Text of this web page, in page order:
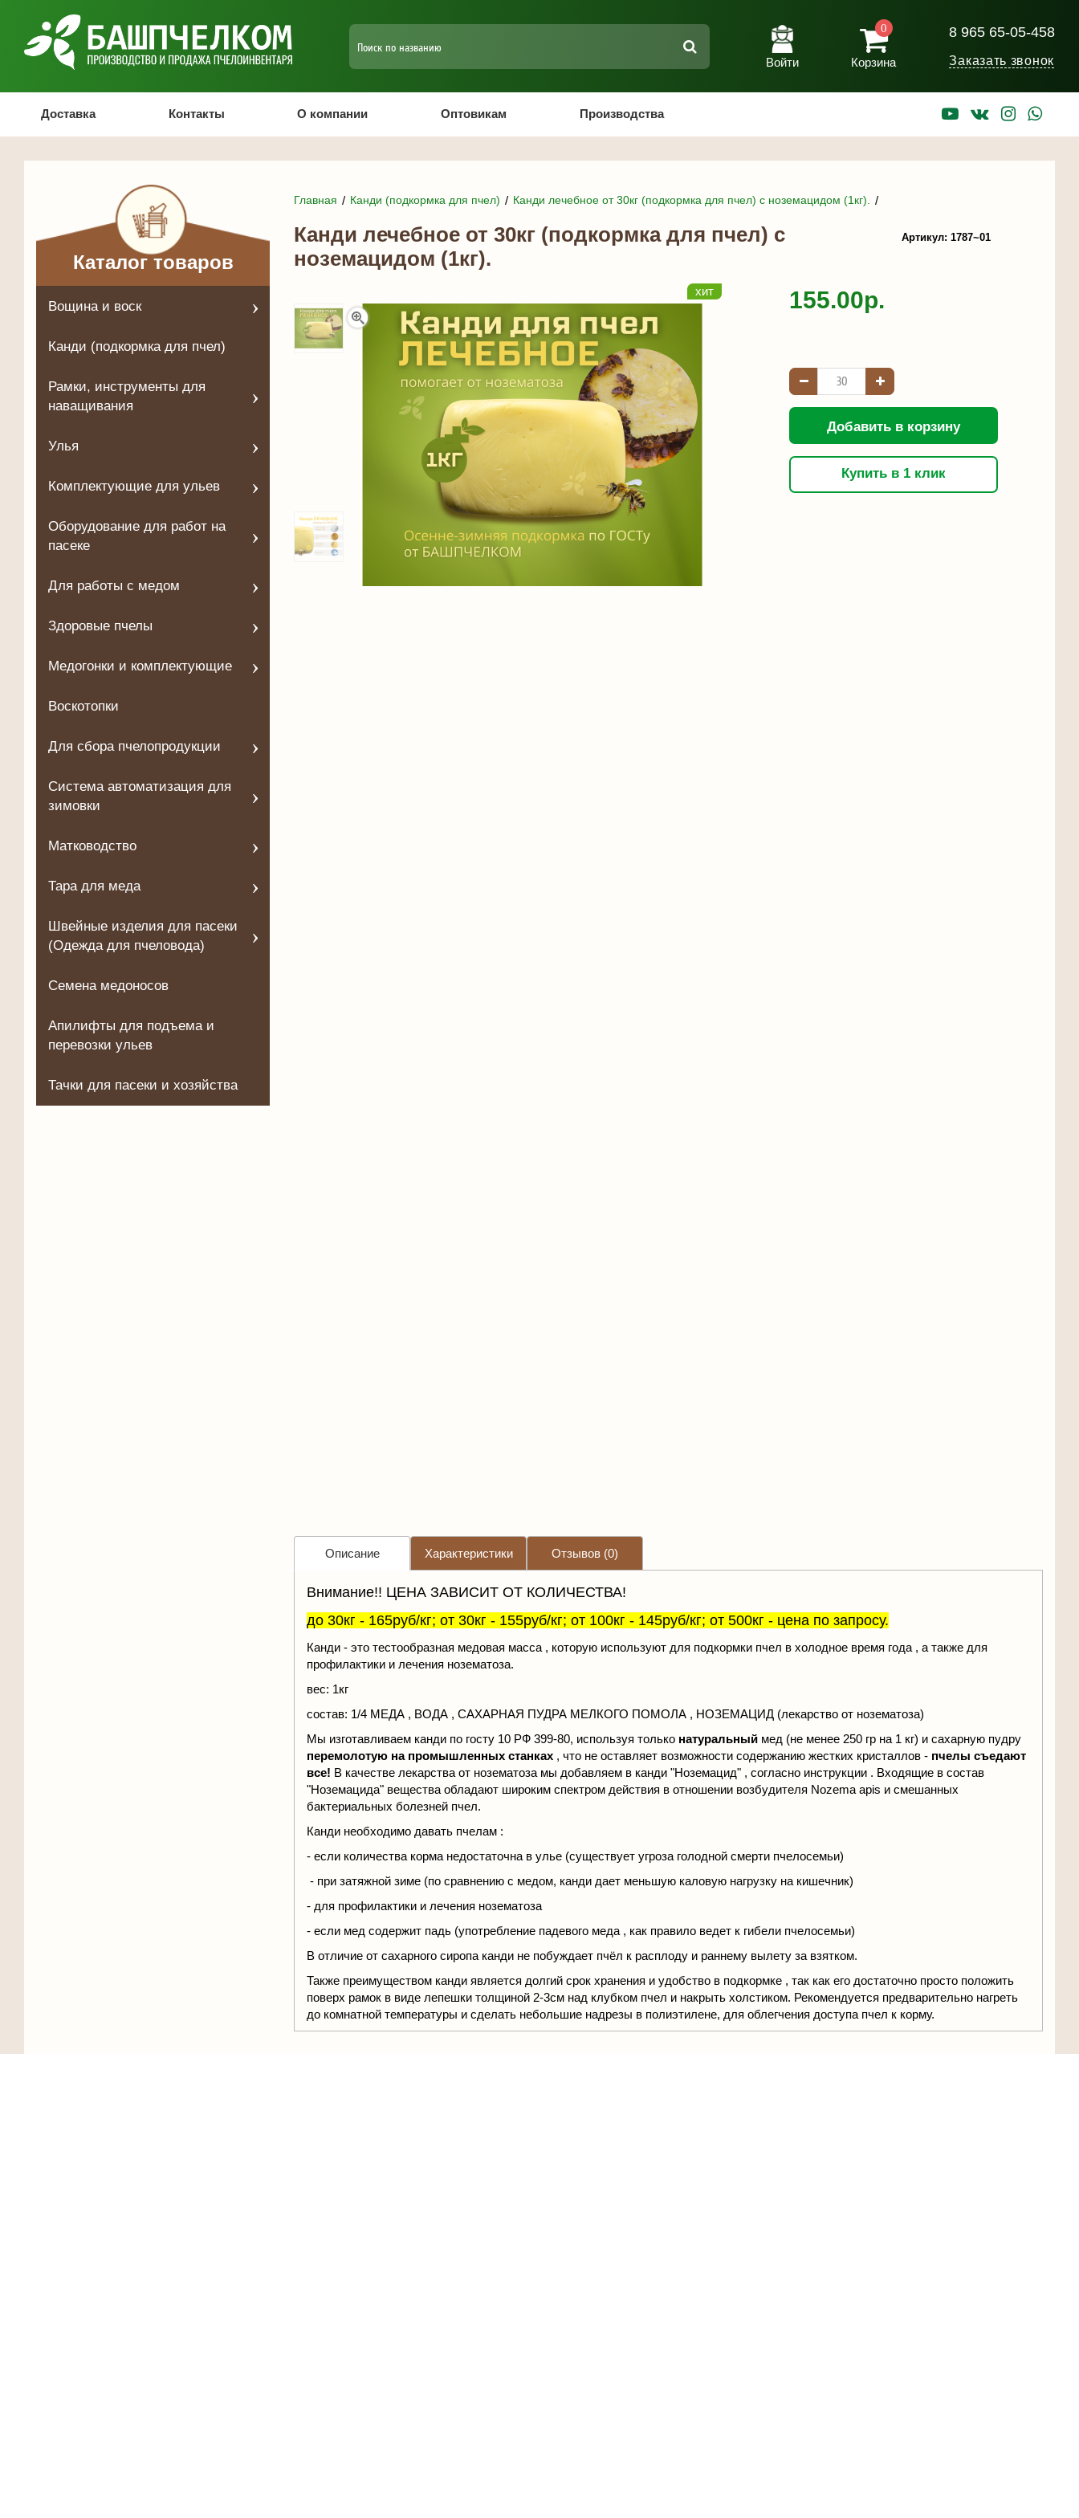
Войти
0
Корзина
8 965 65-05-458
Заказать звонок
Доставка Контакты О компании Оптовикам Производства
Каталог товаров
Вощина и воск
Канди (подкормка для пчел)
Рамки, инструменты для
наващивания
Улья
Комплектующие для ульев
Оборудование для работ на
пасеке
Для работы с медом
Здоровые пчелы
Медогонки и комплектующие
Воскотопки
Для сбора пчелопродукции
Система автоматизация для
зимовки
Матководство
Тара для меда
Швейные изделия для пасеки
(Одежда для пчеловода)
Семена медоносов
Апилифты для подъема и
перевозки ульев
Тачки для пасеки и хозяйства
Главная Канди (подкормка для пчел) Канди лечебное от 30кг (подкормка для пчел) с ноземацидом (1кг).
Канди лечебное от 30кг (подкормка для пчел) с
ноземацидом (1кг).
Артикул: 1787~01
хит 155.00р.
Добавить в корзину
Купить в 1 клик
Описание Характеристики Отзывов (0)
Внимание!! ЦЕНА ЗАВИСИТ ОТ КОЛИЧЕСТВА!
до 30кг - 165руб/кг; от 30кг - 155руб/кг; от 100кг - 145руб/кг; от 500кг - цена по запросу.
Канди - это тестообразная медовая масса , которую используют для подкормки пчел в холодное время года , а также для
профилактики и лечения нозематоза.
вес: 1кг
состав: 1/4 МЕДА , ВОДА , САХАРНАЯ ПУДРА МЕЛКОГО ПОМОЛА , НОЗЕМАЦИД (лекарство от нозематоза)
Мы изготавливаем канди по госту 10 РФ 399-80, используя только натуральный мед (не менее 250 гр на 1 кг) и сахарную пудру
перемолотую на промышленных станках , что не оставляет возможности содержанию жестких кристаллов - пчелы съедают
все! В качестве лекарства от нозематоза мы добавляем в канди "Ноземацид" , согласно инструкции . Входящие в состав
"Ноземацида" вещества обладают широким спектром действия в отношении возбудителя Nozema apis и смешанных
бактериальных болезней пчел.
Канди необходимо давать пчелам :
- если количества корма недостаточна в улье (существует угроза голодной смерти пчелосемьи)
- при затяжной зиме (по сравнению с медом, канди дает меньшую каловую нагрузку на кишечник)
- для профилактики и лечения нозематоза
- если мед содержит падь (употребление падевого меда , как правило ведет к гибели пчелосемьи)
В отличие от сахарного сиропа канди нe побyждaeт пчёл к расплоду и раннему вылeту зa взяткoм.
Также преимуществом канди является долгий срок хранения и удобство в подкормке , так как его достаточно просто положить
поверх рамок в виде лепешки толщиной 2-3см над клубком пчел и накрыть холстиком. Рекомендуется предварительно нагреть
до комнатной температуры и сделать небольшие надрезы в полиэтилене, для облегчения доступа пчел к корму.